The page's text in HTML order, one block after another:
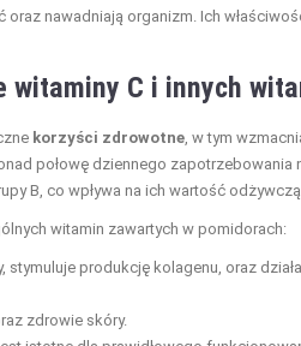
nawadniają organizm. Ich
witaminy C i innych
korzyści zdrowotne , w tym
połowę dziennego zapotrzebowania
B, co wpływa na ich wartość odżywczą.
witamin zawartych w pomidorach:
stymuluje produkcję kolagenu, oraz
zdrowie skóry.